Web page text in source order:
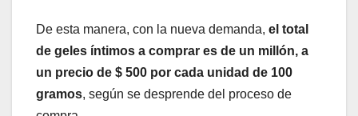
De esta manera, con la nueva demanda, el total
de geles íntimos a comprar es de un millón, a
un precio de $ 500 por cada unidad de 100
gramos, según se desprende del proceso de